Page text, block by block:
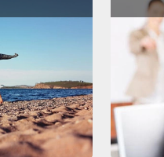
tinfoil as a glass pan
liquid and a ball
soap pad and scrub.
箔紙當作清洗玻璃鍋的器
代替鋼絲刷，然後好好刷洗
your pots and pans